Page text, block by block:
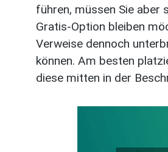
führen, müssen Sie aber
Gratis-Option bleiben
Verweise dennoch
können. Am besten
diese mitten in der